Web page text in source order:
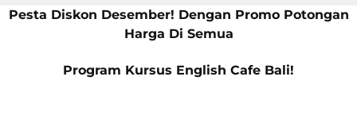
Pesta Diskon Desember! Dengan Promo Potongan
Harga Di Semua
Program Kursus English Cafe Bali!